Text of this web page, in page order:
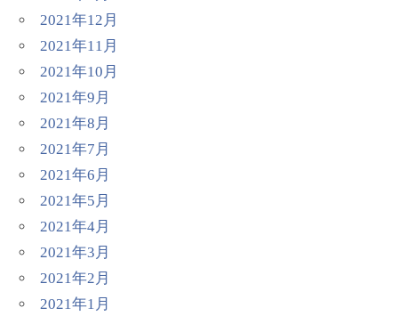
2021年12月
2021年11月
2021年10月
2021年9月
2021年8月
2021年7月
2021年6月
2021年5月
2021年4月
2021年3月
2021年2月
2021年1月